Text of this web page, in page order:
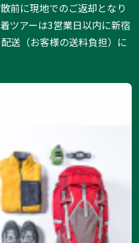
前に現地でのご返却となり
ツアーは3営業日以内に新宿
送（お客様の送料負担）に